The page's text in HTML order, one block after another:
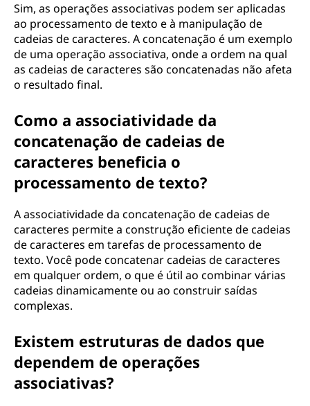
Sim, as operações associativas podem ser aplicadas
ao processamento de texto e à manipulação de
cadeias de caracteres. A concatenação é um exemplo
de uma operação associativa, onde a ordem na qual
as cadeias de caracteres são concatenadas não afeta
o resultado final.
Como a associatividade da
concatenação de cadeias de
caracteres beneficia o
processamento de texto?
A associatividade da concatenação de cadeias de
caracteres permite a construção eficiente de cadeias
de caracteres em tarefas de processamento de
texto. Você pode concatenar cadeias de caracteres
em qualquer ordem, o que é útil ao combinar várias
cadeias dinamicamente ou ao construir saídas
complexas.
Existem estruturas de dados que
dependem de operações
associativas?